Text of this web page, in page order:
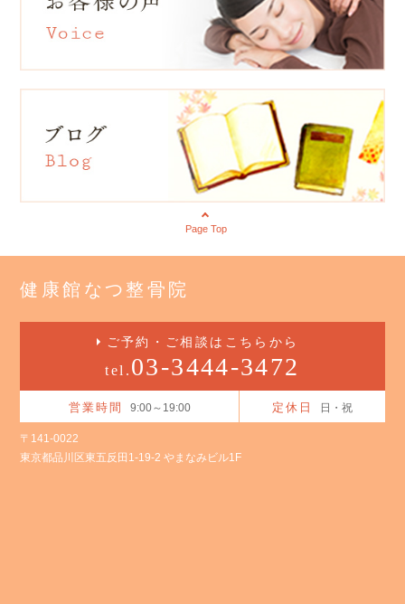
Page Top
健康館なつ整骨院
ご予約・ご相談はこちらから
tel. 03-3444-3472
営業時間 9:00～19:00 定休日 日・祝
〒141-0022
東京都品川区東五反田1-19-2 やまなみビル1F